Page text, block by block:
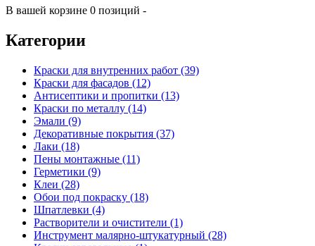
В вашей корзине 0 позиций -
Категории
Краски для внутренних работ (39)
Краски для фасадов (12)
Антисептики и пропитки (13)
Краски по металлу (14)
Эмали (9)
Декоративные покрытия (37)
Лаки (18)
Пены монтажные (11)
Герметики (9)
Клеи (28)
Обои под покраску (18)
Шпатлевки (4)
Растворители и очистители (1)
Инструмент малярно-штукатурный (28)